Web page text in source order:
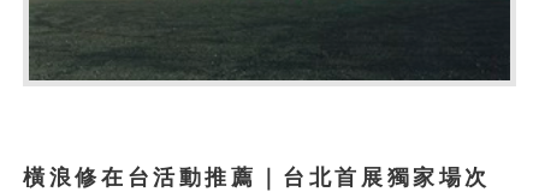
橫浪修在台活動推薦｜台北首展獨家場次